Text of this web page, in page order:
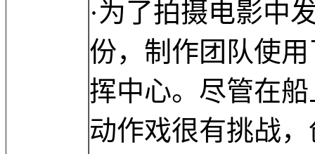
·为了拍摄电影中
份，制作团队使
挥中心。尽管在
动作戏很有挑战